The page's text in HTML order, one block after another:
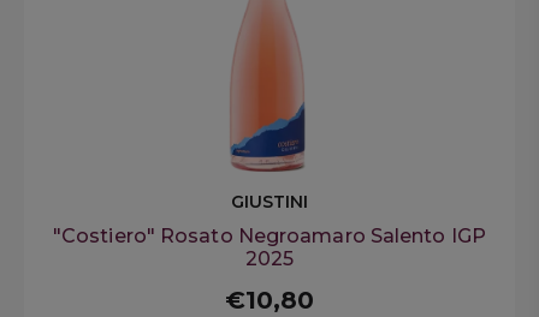
GIUSTINI
"Costiero" Rosato Negroamaro Salento IGP
2025
€10,80